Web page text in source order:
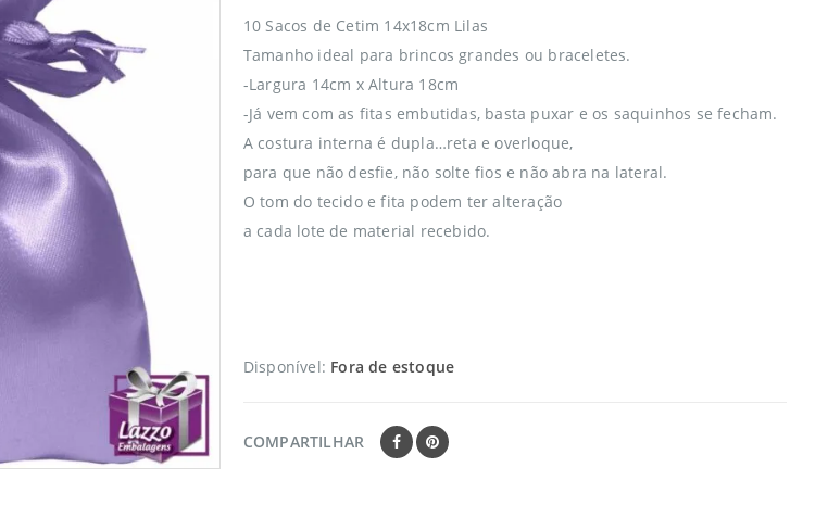
10 Sacos de Cetim 14x18cm Lilas
Tamanho ideal para brincos grandes ou braceletes.
-Largura 14cm x Altura 18cm
-Já vem com as fitas embutidas, basta puxar e os saquinhos se fecham.
A costura interna é dupla…reta e overloque,
para que não desfie, não solte fios e não abra na lateral.
O tom do tecido e fita podem ter alteração
a cada lote de material recebido.
Disponível: Fora de estoque
COMPARTILHAR